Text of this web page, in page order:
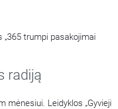
„365 trumpi pasakojimai
radiją
mėnesiui. Leidyklos „Gyvieji